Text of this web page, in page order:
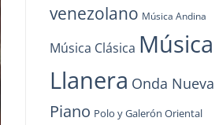
venezolano Música Andina
Música Clásica Música
Llanera Onda Nueva
Piano Polo y Galerón Oriental